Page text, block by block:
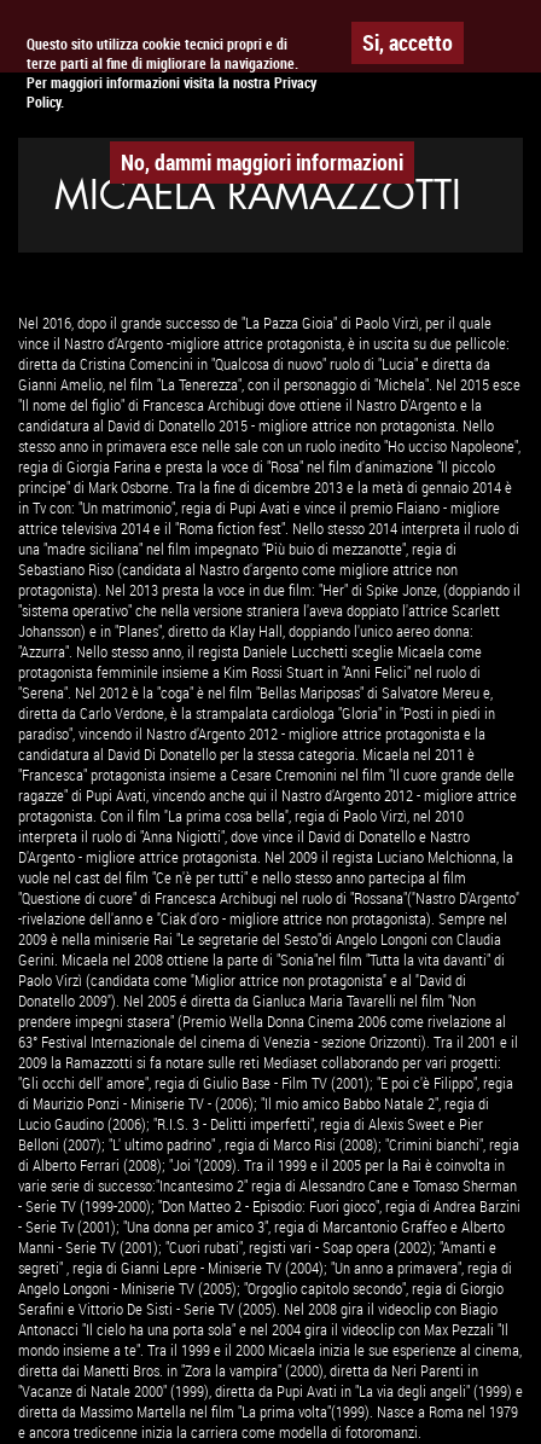
Questo sito utilizza cookie tecnici propri e di
terze parti al fine di migliorare la navigazione.
Per maggiori informazioni visita la nostra Privacy
Policy.
Si, accetto
No, dammi maggiori informazioni
APPUNTAMENTO AL CINEMA
MICAELA RAMAZZOTTI
Nel 2016, dopo il grande successo de "La Pazza Gioia" di Paolo Virzì, per il quale
vince il Nastro d'Argento -migliore attrice protagonista, è in uscita su due pellicole:
diretta da Cristina Comencini in "Qualcosa di nuovo" ruolo di "Lucia" e diretta da
Gianni Amelio, nel film "La Tenerezza", con il personaggio di "Michela". Nel 2015 esce
"Il nome del figlio" di Francesca Archibugi dove ottiene il Nastro D'Argento e la
candidatura al David di Donatello 2015 - migliore attrice non protagonista. Nello
stesso anno in primavera esce nelle sale con un ruolo inedito "Ho ucciso Napoleone",
regia di Giorgia Farina e presta la voce di "Rosa" nel film d'animazione "Il piccolo
principe" di Mark Osborne. Tra la fine di dicembre 2013 e la metà di gennaio 2014 è
in Tv con: "Un matrimonio", regia di Pupi Avati e vince il premio Flaiano - migliore
attrice televisiva 2014 e il "Roma fiction fest". Nello stesso 2014 interpreta il ruolo di
una "madre siciliana" nel film impegnato "Più buio di mezzanotte", regia di
Sebastiano Riso (candidata al Nastro d'argento come migliore attrice non
protagonista). Nel 2013 presta la voce in due film: "Her" di Spike Jonze, (doppiando il
"sistema operativo" che nella versione straniera l'aveva doppiato l'attrice Scarlett
Johansson) e in "Planes", diretto da Klay Hall, doppiando l'unico aereo donna:
"Azzurra". Nello stesso anno, il regista Daniele Lucchetti sceglie Micaela come
protagonista femminile insieme a Kim Rossi Stuart in "Anni Felici" nel ruolo di
"Serena". Nel 2012 è la "coga" è nel film "Bellas Mariposas" di Salvatore Mereu e,
diretta da Carlo Verdone, è la strampalata cardiologa "Gloria" in "Posti in piedi in
paradiso", vincendo il Nastro d'Argento 2012 - migliore attrice protagonista e la
candidatura al David Di Donatello per la stessa categoria. Micaela nel 2011 è
"Francesca" protagonista insieme a Cesare Cremonini nel film "Il cuore grande delle
ragazze" di Pupi Avati, vincendo anche qui il Nastro d'Argento 2012 - migliore attrice
protagonista. Con il film ''La prima cosa bella'', regia di Paolo Virzì, nel 2010
interpreta il ruolo di "Anna Nigiotti", dove vince il David di Donatello e Nastro
D'Argento - migliore attrice protagonista. Nel 2009 il regista Luciano Melchionna, la
vuole nel cast del film "Ce n'è per tutti" e nello stesso anno partecipa al film
"Questione di cuore" di Francesca Archibugi nel ruolo di "Rossana"(''Nastro D'Argento''
-rivelazione dell'anno e ''Ciak d'oro - migliore attrice non protagonista). Sempre nel
2009 è nella miniserie Rai "Le segretarie del Sesto"di Angelo Longoni con Claudia
Gerini. Micaela nel 2008 ottiene la parte di "Sonia"nel film "Tutta la vita davanti" di
Paolo Virzì (candidata come ''Miglior attrice non protagonista'' e al ''David di
Donatello 2009''). Nel 2005 é diretta da Gianluca Maria Tavarelli nel film "Non
prendere impegni stasera" (Premio Wella Donna Cinema 2006 come rivelazione al
63° Festival Internazionale del cinema di Venezia - sezione Orizzonti). Tra il 2001 e il
2009 la Ramazzotti si fa notare sulle reti Mediaset collaborando per vari progetti:
"Gli occhi dell' amore", regia di Giulio Base - Film TV (2001); "E poi c'è Filippo", regia
di Maurizio Ponzi - Miniserie TV - (2006); "Il mio amico Babbo Natale 2", regia di
Lucio Gaudino (2006); "R.I.S. 3 - Delitti imperfetti", regia di Alexis Sweet e Pier
Belloni (2007); "L' ultimo padrino" , regia di Marco Risi (2008); "Crimini bianchi", regia
di Alberto Ferrari (2008); "Joi "(2009). Tra il 1999 e il 2005 per la Rai è coinvolta in
varie serie di successo:"Incantesimo 2" regia di Alessandro Cane e Tomaso Sherman
- Serie TV (1999-2000); "Don Matteo 2 - Episodio: Fuori gioco", regia di Andrea Barzini
- Serie Tv (2001); "Una donna per amico 3", regia di Marcantonio Graffeo e Alberto
Manni - Serie TV (2001); "Cuori rubati", registi vari - Soap opera (2002); "Amanti e
segreti" , regia di Gianni Lepre - Miniserie TV (2004); "Un anno a primavera", regia di
Angelo Longoni - Miniserie TV (2005); "Orgoglio capitolo secondo", regia di Giorgio
Serafini e Vittorio De Sisti - Serie TV (2005). Nel 2008 gira il videoclip con Biagio
Antonacci "Il cielo ha una porta sola" e nel 2004 gira il videoclip con Max Pezzali "Il
mondo insieme a te". Tra il 1999 e il 2000 Micaela inizia le sue esperienze al cinema,
diretta dai Manetti Bros. in "Zora la vampira" (2000), diretta da Neri Parenti in
"Vacanze di Natale 2000" (1999), diretta da Pupi Avati in "La via degli angeli" (1999) e
diretta da Massimo Martella nel film "La prima volta"(1999). Nasce a Roma nel 1979
e ancora tredicenne inizia la carriera come modella di fotoromanzi.